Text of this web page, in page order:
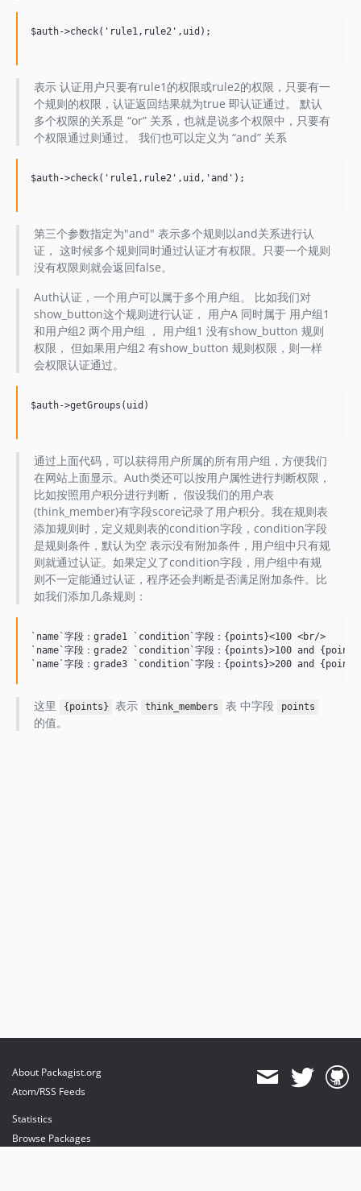
$auth->check('rule1,rule2',uid);
表示 认证用户只要有rule1的权限或rule2的权限，只要有一
个规则的权限，认证返回结果就为true 即认证通过。 默认
多个权限的关系是 “or” 关系，也就是说多个权限中，只要有
个权限通过则通过。 我们也可以定义为 “and” 关系
$auth->check('rule1,rule2',uid,'and');
第三个参数指定为"and" 表示多个规则以and关系进行认
证， 这时候多个规则同时通过认证才有权限。只要一个规则
没有权限则就会返回false。
Auth认证，一个用户可以属于多个用户组。 比如我们对
show_button这个规则进行认证， 用户A 同时属于 用户组1
和用户组2 两个用户组 ， 用户组1 没有show_button 规则
权限， 但如果用户组2 有show_button 规则权限，则一样
会权限认证通过。
$auth->getGroups(uid)
通过上面代码，可以获得用户所属的所有用户组，方便我们
在网站上面显示。Auth类还可以按用户属性进行判断权限，
比如按照用户积分进行判断， 假设我们的用户表
(think_member)有字段score记录了用户积分。我在规则表
添加规则时，定义规则表的condition字段，condition字段
是规则条件，默认为空 表示没有附加条件，用户组中只有规
则就通过认证。如果定义了condition字段，用户组中有规
则不一定能通过认证，程序还会判断是否满足附加条件。比
如我们添加几条规则：
`name`字段：grade1 `condition`字段：{points}<100 <br/>
`name`字段：grade2 `condition`字段：{points}>100 and
这里 {points} 表示 think_members 表 中字段 points
的值。
About Packagist.org
Atom/RSS Feeds
Statistics
Browse Packages